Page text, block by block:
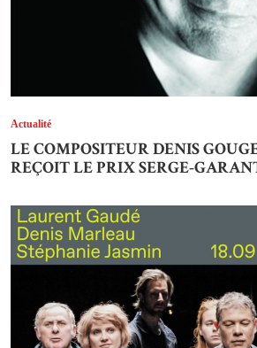
Actualité
LE COMPOSITEUR DENIS
REÇOIT LE PRIX SERGE-